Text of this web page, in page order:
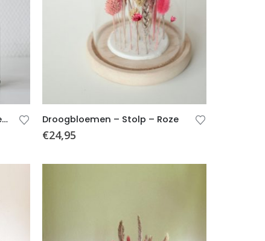
Vaasjes met droogbloemen en kaarsjes – Roze – 2 stuks Droogbloemen – Stolp – Roze
€24,95